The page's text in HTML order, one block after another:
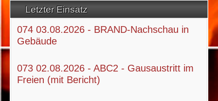
Letzter Einsatz
074 03.08.2026 - BRAND-Nachschau in
Gebäude
073 02.08.2026 - ABC2 - Gausaustritt im
Freien (mit Bericht)